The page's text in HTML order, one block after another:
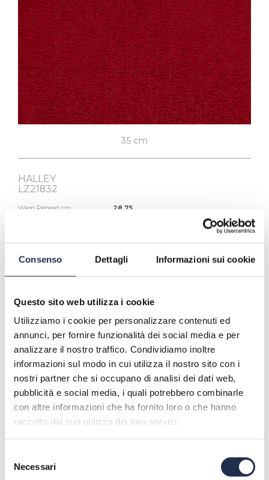
Consenso Dettagli Informazioni sui cookie
Questo sito web utilizza i cookie
Utilizziamo i cookie per personalizzare contenuti ed
annunci, per fornire funzionalità dei social media e per
analizzare il nostro traffico. Condividiamo inoltre
informazioni sul modo in cui utilizza il nostro sito con i
nostri partner che si occupano di analisi dei dati web,
pubblicità e social media, i quali potrebbero combinarle
con altre informazioni che ha fornito loro o che hanno
raccolto dal suo utilizzo dei loro servizi.
delNecessari
FABRICS RESEARCH
SUPPORT SAMPLES
CONTACTS
35 cm
HALLEY
LZ21832
Warp Repeat cm:
28,75
Fastness to light:
4/5
Washing Instructions:
d M R
COLOUR VARIATIONS